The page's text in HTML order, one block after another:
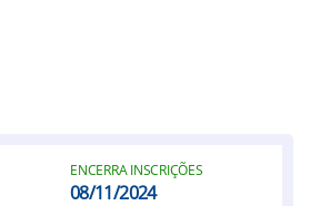
ENCERRA INSCRIÇÕES
08/11/2024